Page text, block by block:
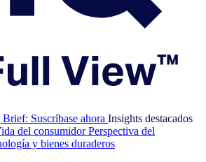
Suscríbase ahora Insights destacados
del consumidor Perspectiva del
y bienes duraderos